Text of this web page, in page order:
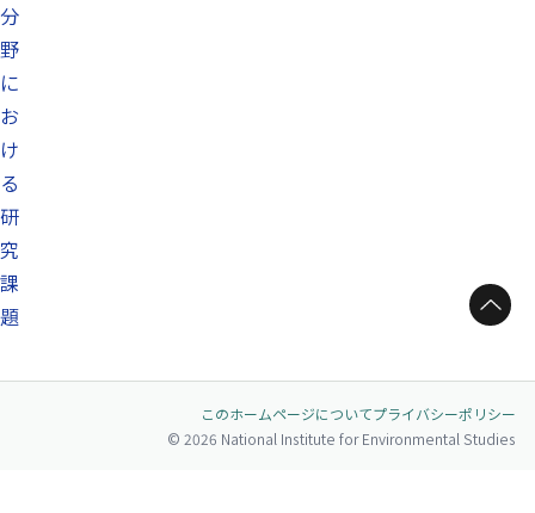
分
野
に
お
け
る
研
究
課
題
ページトップへ
このホームページについてプライバシーポリシー
© 2026 National Institute for Environmental Studies